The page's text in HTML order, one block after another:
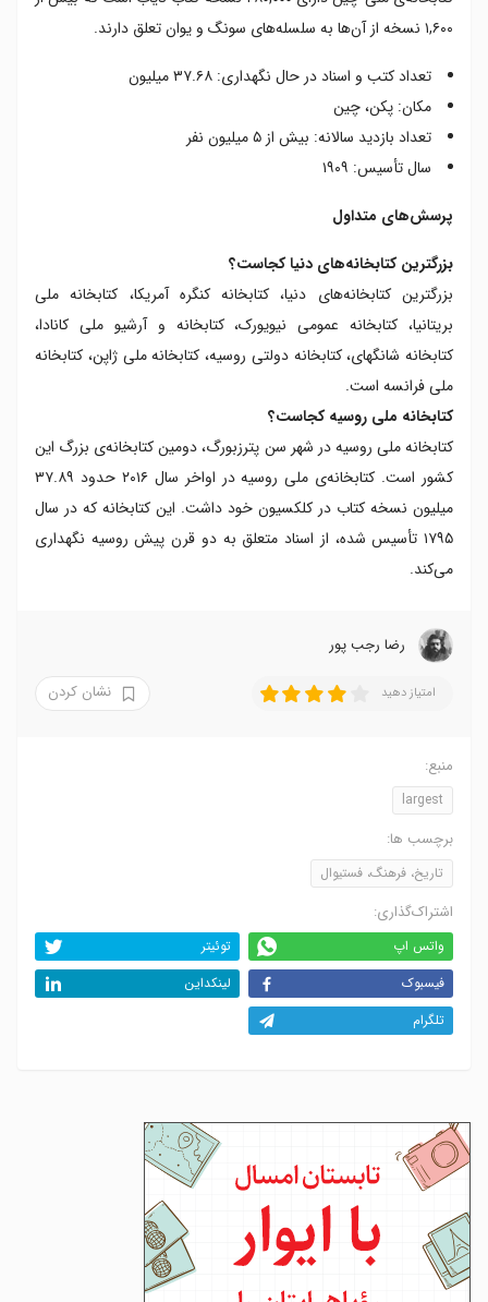
۱,۶۰۰ نسخه از آن‌ها به سلسله‌های سونگ و یوان تعلق دارند.
تعداد کتب و اسناد در حال نگهداری: ۳۷.۶۸ میلیون
مکان: پکن، چین
تعداد بازدید سالانه: بیش از ۵ میلیون نفر
سال تأسیس: ۱۹۰۹
پرسش‌های متداول
بزرگترین کتابخانه‌های دنیا کجاست؟
بزرگترین کتابخانه‌های دنیا، کتابخانه کنگره آمریکا، کتابخانه ملی
بریتانیا، کتابخانه عمومی نیویورک، کتابخانه و آرشیو ملی کانادا،
کتابخانه شانگهای، کتابخانه دولتی روسیه، کتابخانه ملی ژاپن، کتابخانه
ملی فرانسه است.
کتابخانه ملی روسیه کجاست؟
کتابخانه ملی روسیه در شهر سن پترزبورگ، دومین کتابخانه‌ی بزرگ این
کشور است. کتابخانه‌ی ملی روسیه در اواخر سال ۲۰۱۶ حدود ۳۷.۸۹
میلیون نسخه کتاب در کلکسیون خود داشت. این کتابخانه که در سال
۱۷۹۵ تأسیس شده، از اسناد متعلق به دو قرن پیش روسیه نگهداری
می‌کند.
رضا‍ رجب پور
امتیاز دهید نشان کردن
منبع:
largest
برچسب ها:
تاریخ، فرهنگ، فستیوال
اشتراک‌گذاری:
واتس اپ
توئیتر
فیسبوک
لینکداین
تلگرام